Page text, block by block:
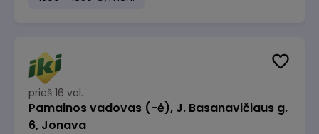
prieš 16 val.
Pamainos vadovas (-ė), J. Basanavičiaus g.
6, Jonava